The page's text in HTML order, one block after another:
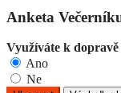
Anketa
Využíváte k dopravě
Ano
Ne